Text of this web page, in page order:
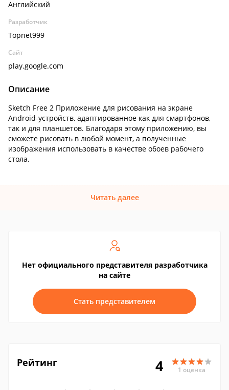
Английский
Разработчик
Topnet999
Сайт
play.google.com
Описание
Sketch Free 2 Приложение для рисования на экране
Android-устройств, адаптированное как для смартфонов,
так и для планшетов. Благодаря этому приложению, вы
сможете рисовать в любой момент, а полученные
изображения использовать в качестве обоев рабочего
стола.
Читать далее
Нет официального представителя разработчика
на сайте
Стать представителем
Рейтинг 4 1 оценка